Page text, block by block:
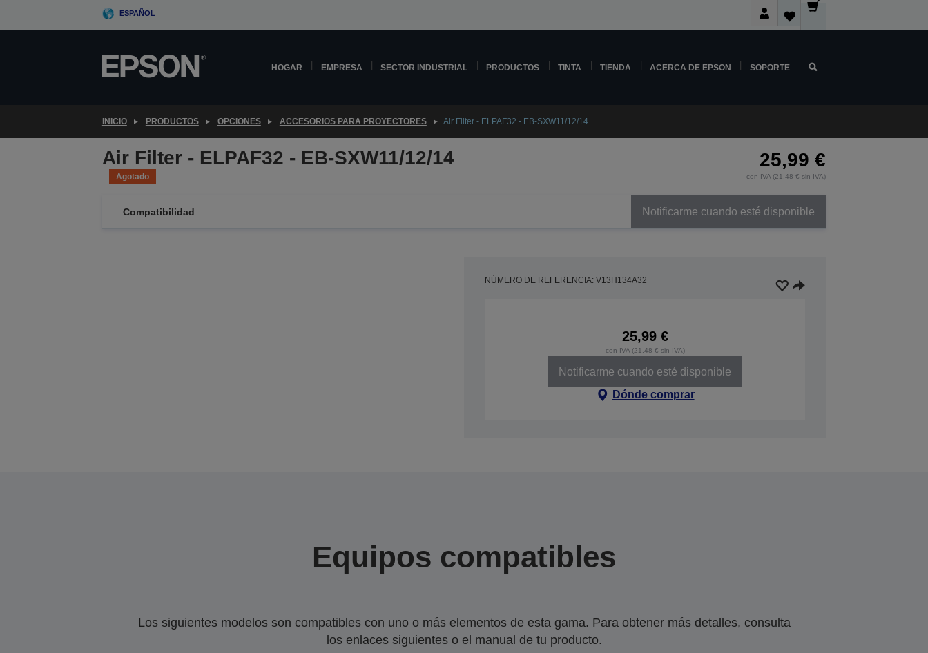
ESPAÑOL
HOGAR EMPRESA SECTOR INDUSTRIAL PRODUCTOS TINTA TIENDA ACERCA DE EPSON SOPORTE
INICIO PRODUCTOS OPCIONES ACCESORIOS PARA PROYECTORES Air Filter - ELPAF32 - EB-SXW11/12/14
Air Filter - ELPAF32 - EB-SXW11/12/14
Agotado
25,99 €
con IVA (21,48 € sin IVA)
Compatibilidad Notificarme cuando esté disponible
NÚMERO DE REFERENCIA: V13H134A32
25,99 €
con IVA (21,48 € sin IVA)
Notificarme cuando esté disponible
Dónde comprar
Equipos compatibles
Los siguientes modelos son compatibles con uno o más elementos de esta gama. Para obtener más detalles, consulta
los enlaces siguientes o el manual de tu producto.